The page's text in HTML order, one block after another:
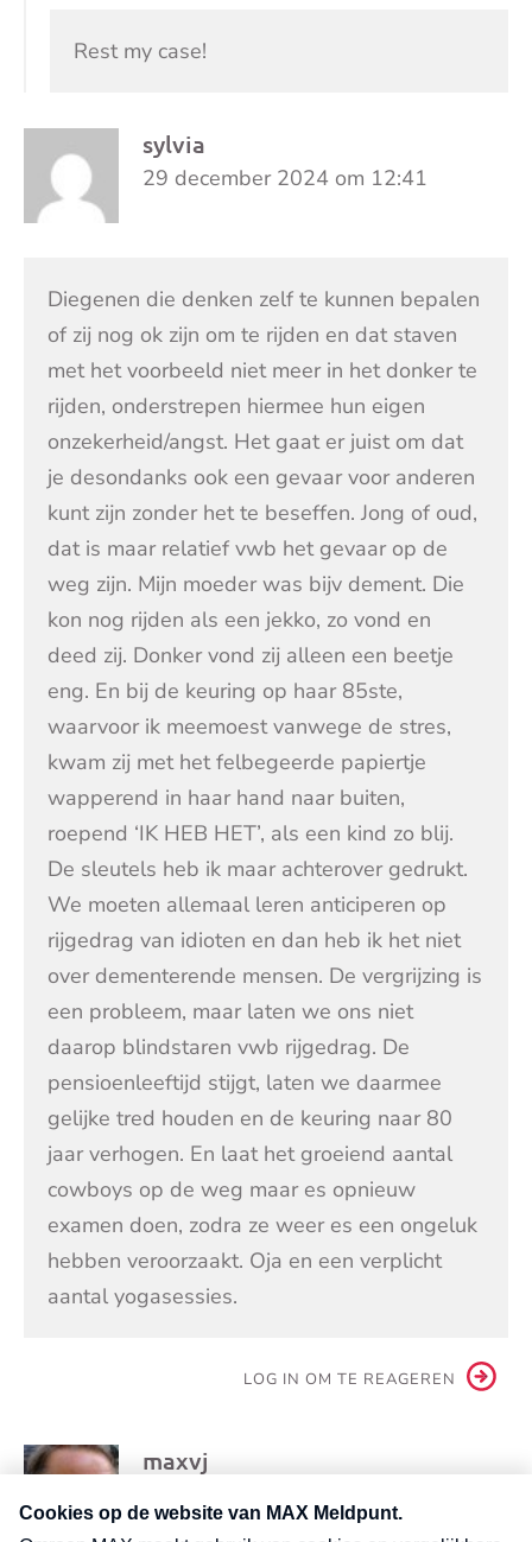
Rest my case!
sylvia
29 december 2024 om 12:41
Diegenen die denken zelf te kunnen bepalen
of zij nog ok zijn om te rijden en dat staven
met het voorbeeld niet meer in het donker te
rijden, onderstrepen hiermee hun eigen
onzekerheid/angst. Het gaat er juist om dat
je desondanks ook een gevaar voor anderen
kunt zijn zonder het te beseffen. Jong of oud,
dat is maar relatief vwb het gevaar op de
weg zijn. Mijn moeder was bijv dement. Die
kon nog rijden als een jekko, zo vond en
deed zij. Donker vond zij alleen een beetje
eng. En bij de keuring op haar 85ste,
waarvoor ik meemoest vanwege de stres,
kwam zij met het felbegeerde papiertje
wapperend in haar hand naar buiten,
roepend ‘IK HEB HET’, als een kind zo blij.
De sleutels heb ik maar achterover gedrukt.
We moeten allemaal leren anticiperen op
rijgedrag van idioten en dan heb ik het niet
over dementerende mensen. De vergrijzing is
een probleem, maar laten we ons niet
daarop blindstaren vwb rijgedrag. De
pensioenleeftijd stijgt, laten we daarmee
gelijke tred houden en de keuring naar 80
jaar verhogen. En laat het groeiend aantal
cowboys op de weg maar es opnieuw
examen doen, zodra ze weer es een ongeluk
hebben veroorzaakt. Oja en een verplicht
aantal yogasessies.
LOG IN OM TE REAGEREN
maxvj